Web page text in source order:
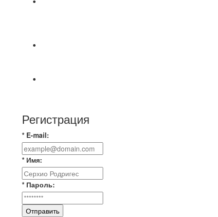
Регистрация
* E-mail:
* Имя:
* Пароль:
Отправить